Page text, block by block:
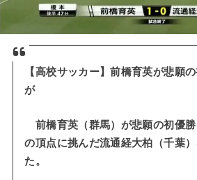
【高校サッカー】前橋育英が悲願
が
前橋育英（群馬）が悲願の初優勝
の頂点に挑んだ流通経大柏（千葉
た。